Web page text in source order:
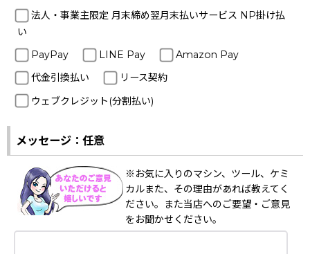
法人・事業主限定 月末締め翌月末払いサービス NP掛け払
い
PayPay
LINE Pay
Amazon Pay
代金引換払い
リース契約
ウェブクレジット(分割払い)
メッセージ：任意
※お気に入りのマシン、ツール、ケミ
カルまた、その理由があれば教えてく
ださい。また当店へのご要望・ご意見
をお聞かせください。